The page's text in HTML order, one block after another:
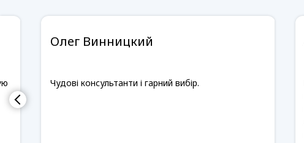
Олег Винницкий
Чудові консультанти і гарний вибір.